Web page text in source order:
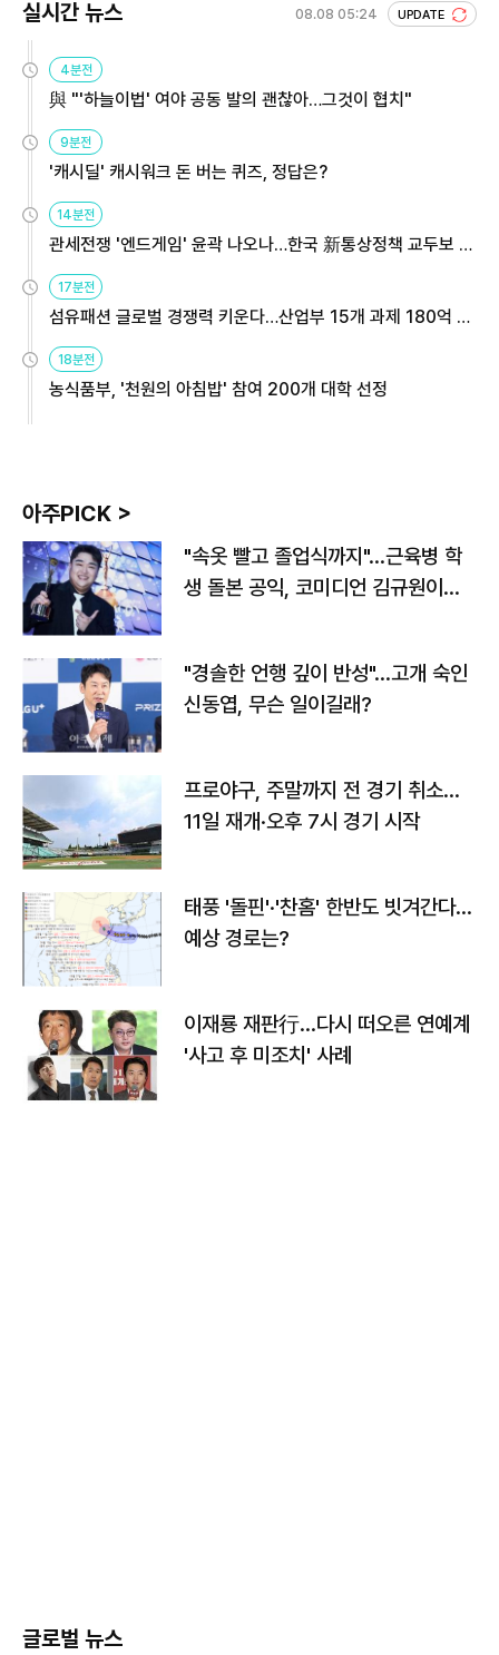
실시간 뉴스 08.08 05:24 UPDATE
4분전
與 "'하늘이법' 여야 공동 발의 괜찮아…그것이 협치"
9분전
'캐시딜' 캐시워크 돈 버는 퀴즈, 정답은?
14분전
관세전쟁 '엔드게임' 윤곽 나오나…한국 新통상정책 교두보 활
17분전
섬유패션 글로벌 경쟁력 키운다…산업부 15개 과제 180억 지
18분전
농식품부, '천원의 아침밥' 참여 200개 대학 선정
아주PICK >
"속옷 빨고 졸업식까지"…근육병 학
생 돌본 공익, 코미디언 김규원이었
"경솔한 언행 깊이 반성"…고개 숙인
신동엽, 무슨 일이길래?
프로야구, 주말까지 전 경기 취소…
11일 재개·오후 7시 경기 시작
태풍 '돌핀'·'찬홈' 한반도 빗겨간다…
예상 경로는?
이재룡 재판行…다시 떠오른 연예계
'사고 후 미조치' 사례
글로벌 뉴스